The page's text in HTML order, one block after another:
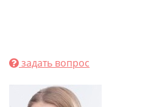
задать вопрос